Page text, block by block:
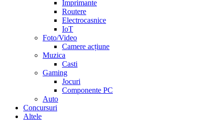
Imprimante
Routere
Electrocasnice
IoT
Foto/Video
Camere acțiune
Muzica
Casti
Gaming
Jocuri
Componente PC
Auto
Concursuri
Altele